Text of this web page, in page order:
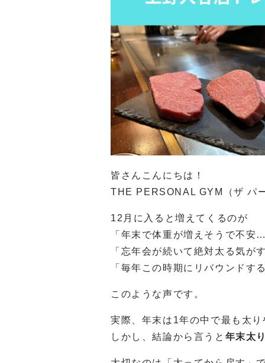
皆さんこんにちは！
THE PERSONAL GYM（ザ パ
12月に入ると増えてくるのが
「年末で体重が増えそうで不安
「忘年会が続いて絶対太る気が
「毎年この時期にリバウンドす
このような声です。
実際、年末は1年の中で最も太
しかし、結論から言うと 年末太